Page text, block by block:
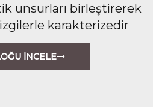
unsurları birleştirerek
karakterizedir
İNCELE